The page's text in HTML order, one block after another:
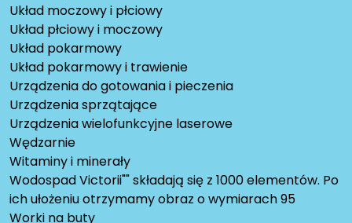
Układ moczowy i płciowy
Układ płciowy i moczowy
Układ pokarmowy
Układ pokarmowy i trawienie
Urządzenia do gotowania i pieczenia
Urządzenia sprzątające
Urządzenia wielofunkcyjne laserowe
Wędzarnie
Witaminy i minerały
Wodospad Victorii"" składają się z 1000 elementów. Po
ich ułożeniu otrzymamy obraz o wymiarach 95
Worki na buty